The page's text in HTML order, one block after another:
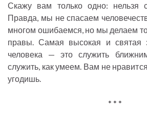
Скажу вам только одно: нельзя
Правда, мы не спасаем
многом ошибаемся, но мы делаем
правы. Самая высокая и святая
человека — это служить
служить, как умеем. Вам не
угодишь.
* * *